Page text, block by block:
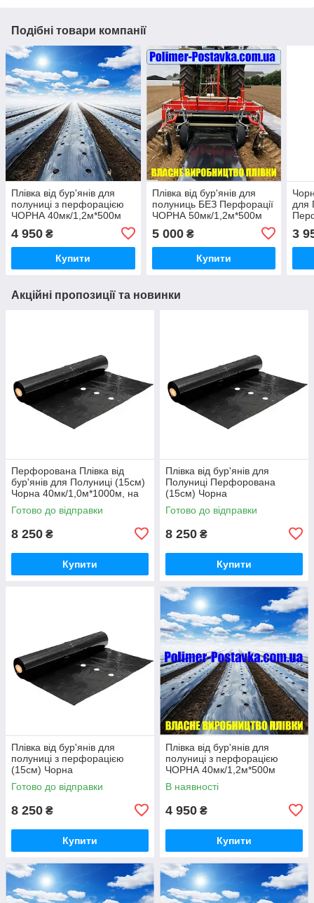
Подібні товари компанії
Плівка від бур'янів для
полуниці з перфорацією
ЧОРНА 40мк/1,2м*500м
4 950 ₴
Купити
Плівка від бур'янів для
полуниць БЕЗ Перфорації
ЧОРНА 50мк/1,2м*500м
5 000₴
Купити
для
3
Акційні пропозиції та новинки
Перфорована Плівка від
бур'янів для Полуниці (15см)
Чорна 40мк/1,0м*1000м, на
2-3 роки
Готово до відправки
8 250 ₴
Купити
Плівка від бур'янів для
Полуниці Перфорована
(15см) Чорна
40мк/1,0м*1000м, на 2-3 роки
Готово до відправки
8 250 ₴
Купити
Плівка від бур'янів для
полуниці з перфорацією
(15см) Чорна
40мк/1,0м*1000м, на 2-3 роки
Готово до відправки
8 250 ₴
Купити
Плівка від бур'янів для
полуниці з перфорацією
ЧОРНА 40мк/1,2м*500м
В наявності
4 950 ₴
Купити